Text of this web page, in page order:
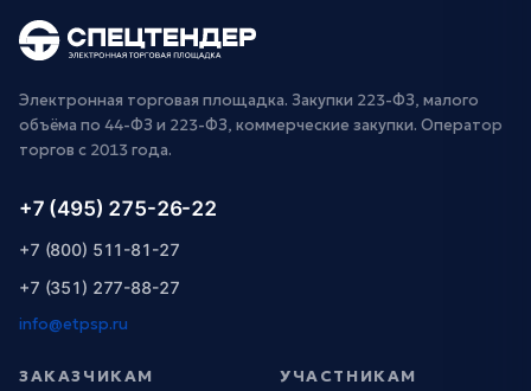
Электронная торговая площадка. Закупки 223-ФЗ, малого
объёма по 44-ФЗ и 223-ФЗ, коммерческие закупки. Оператор
торгов с 2013 года.
+7 (495) 275-26-22
+7 (800) 511-81-27
+7 (351) 277-88-27
info@etpsp.ru
ЗАКАЗЧИКАМ УЧАСТНИКАМ